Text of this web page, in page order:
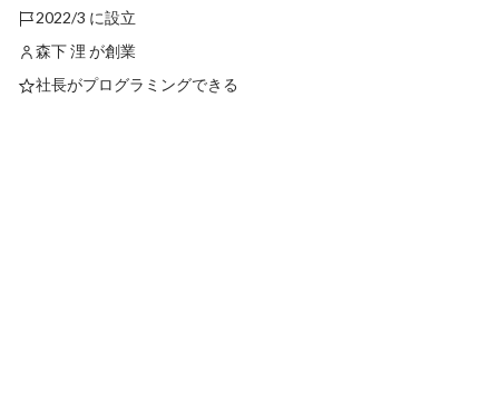
2022/3 に設立
森下 浬 が創業
社長がプログラミングできる